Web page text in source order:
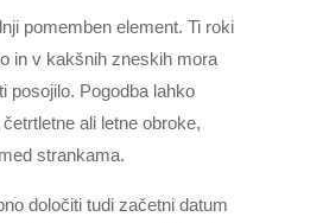
pomemben element. Ti roki
in v kakšnih zneskih mora
posojilo. Pogodba lahko
ali letne obroke,
strankama.
določiti tudi začetni datum